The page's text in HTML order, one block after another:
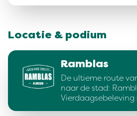
Locatie & podium
Ramblas
De ultieme route
naar de stad: